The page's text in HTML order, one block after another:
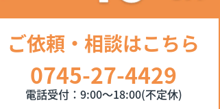
ご依頼・相談はこちら
0745-27-4429
電話受付：9:00～18:00(不定休)